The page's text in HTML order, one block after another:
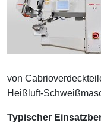
von
Heißluft-
Typischer